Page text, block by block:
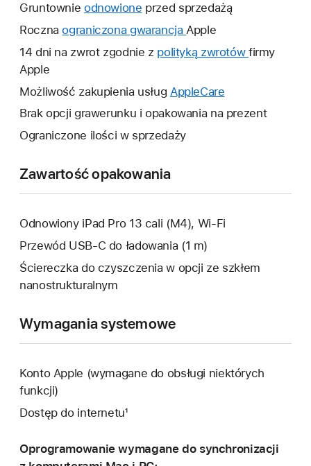
Gruntownie odnowione przed sprzedażą
Rocznaograniczona gwarancja To
łącze
okno.
Apple
14 dni na zwrot zgodnie z polityką zwrotów To
okno.
firmy
Apple
Możliwość zakupienia usług AppleCare
łącze
Brak opcji grawerunku i opakowania na prezent
Ograniczone ilości w sprzedaży
Zawartość opakowania
Odnowiony iPad Pro 13 cali (M4), Wi-Fi
Przewód USB‑C do ładowania (1 m)
Ściereczka do czyszczenia w opcji ze szkłem
nanostrukturalnym
Wymagania systemowe
Konto Apple (wymagane do obsługi niektórych
funkcji)
Dostęp do internetu¹
Oprogramowanie wymagane do synchronizacji